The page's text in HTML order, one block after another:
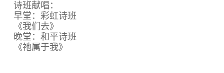
诗班献唱：
早堂：彩虹诗班
《我们去》
晚堂：和平诗班
《祂属于我》